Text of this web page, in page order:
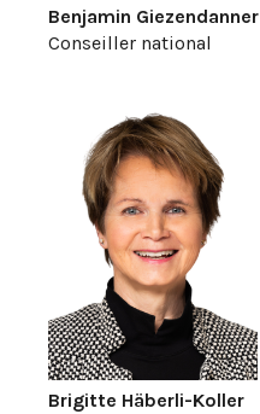
Benjamin Giezendanner
Conseiller national
Brigitte Häberli-Koller